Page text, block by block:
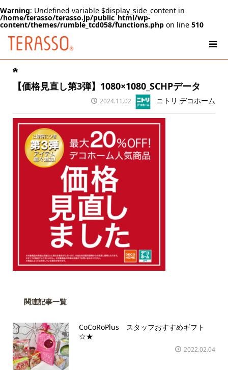
Warning: Undefined variable $display_side_content in
/home/terasso/terasso.jp/public_html/wp-
content/themes/rumble_tcd058/functions.php on line 510
【価格見直し第3弾】1080×1080_SCHPデータ
2024.11.02 ニトリ デコホーム
関連記事一覧
CoCoRoPlus スタッフおすすめギフト
☆★
2022.02.04